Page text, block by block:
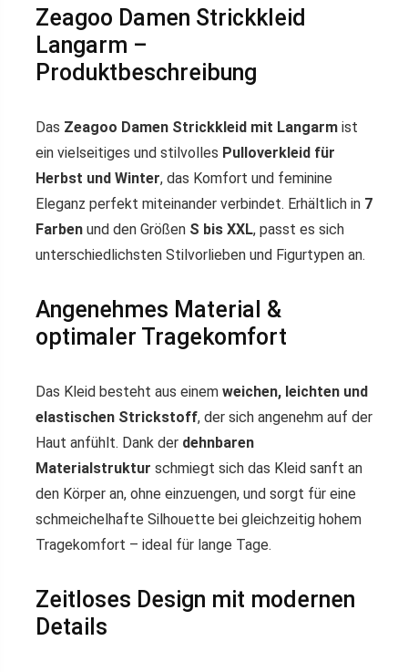
Zeagoo Damen Strickkleid
Langarm –
Produktbeschreibung
Das Zeagoo Damen Strickkleid mit Langarm ist
ein vielseitiges und stilvolles Pulloverkleid für
Herbst und Winter, das Komfort und feminine
Eleganz perfekt miteinander verbindet. Erhältlich in 7
Farben und den Größen S bis XXL, passt es sich
unterschiedlichsten Stilvorlieben und Figurtypen an.
Angenehmes Material &
optimaler Tragekomfort
Das Kleid besteht aus einem weichen, leichten und
elastischen Strickstoff, der sich angenehm auf der
Haut anfühlt. Dank der dehnbaren
Materialstruktur schmiegt sich das Kleid sanft an
den Körper an, ohne einzuengen, und sorgt für eine
schmeichelhafte Silhouette bei gleichzeitig hohem
Tragekomfort – ideal für lange Tage.
Zeitloses Design mit modernen
Details